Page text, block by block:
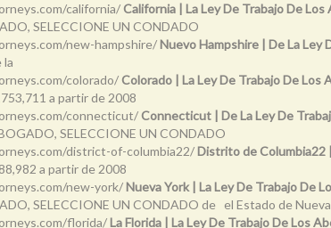
california/California | La Ley De Trabajo De Los
SELECCIONE UN CONDADO
new-hampshire/Nuevo Hampshire | De La Ley
la
colorado/Colorado | La Ley De Trabajo De Los
a partir de 2008
connecticut/Connecticut | De La Ley De
SELECCIONE UN CONDADO
district-of-columbia22/Distrito de Columbia22
a partir de 2008
new-york/Nueva York | La Ley De Trabajo De
SELECCIONE UN CONDADO de el Estado de
florida/La Florida | La Ley De Trabajo De Los